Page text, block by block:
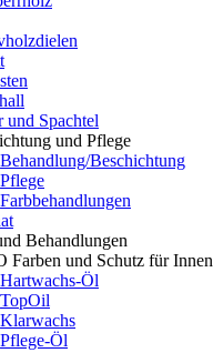
und Spachtel
und Pflege
Behandlung/Beschichtung
Pflege
Farbbehandlungen
Behandlungen
Farben und Schutz für Innen
Hartwachs-Öl
TopOil
Klarwachs
Pflege-Öl